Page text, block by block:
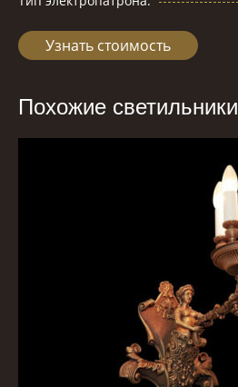
Узнать стоимость
Похожие светильники